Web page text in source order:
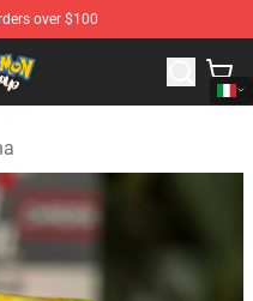
over $100
Best Store of Pokemon